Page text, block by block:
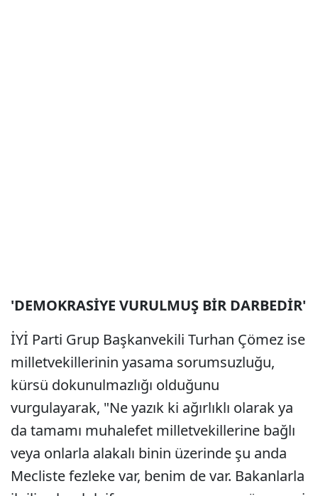
'DEMOKRASİYE VURULMUŞ BİR DARBEDİR'
İYİ Parti Grup Başkanvekili Turhan Çömez ise
milletvekillerinin yasama sorumsuzluğu,
kürsü dokunulmazlığı olduğunu
vurgulayarak, "Ne yazık ki ağırlıklı olarak ya
da tamamı muhalefet milletvekillerine bağlı
veya onlarla alakalı binin üzerinde şu anda
Mecliste fezleke var, benim de var. Bakanlarla